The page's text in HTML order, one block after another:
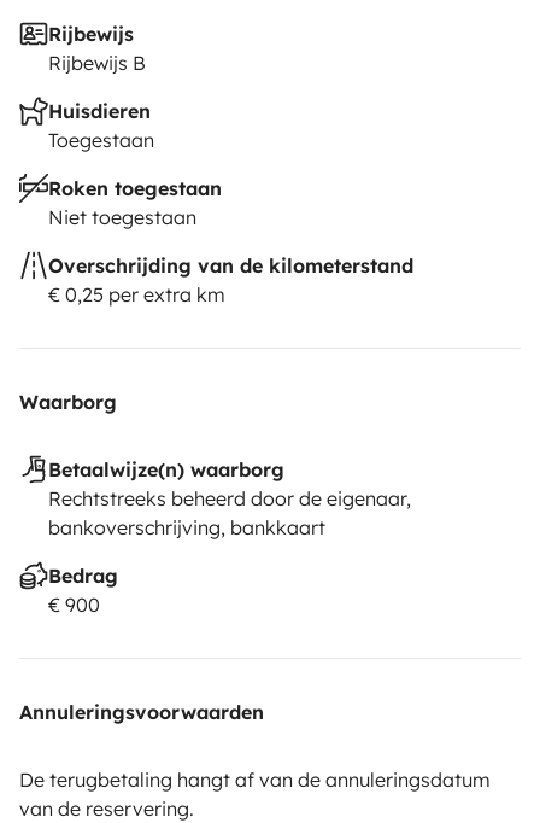
Rijbewijs
Rijbewijs B
Huisdieren
Toegestaan
Roken toegestaan
Niet toegestaan
Overschrijding van de kilometerstand
€ 0,25 per extra km
Waarborg
Betaalwijze(n) waarborg
Rechtstreeks beheerd door de eigenaar,
bankoverschrijving, bankkaart
Bedrag
€ 900
Annuleringsvoorwaarden
De terugbetaling hangt af van de annuleringsdatum
van de reservering.